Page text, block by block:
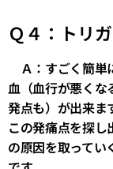
Ｑ４：トリ
Ａ：すごく簡単
血（血行が悪くな
発点も）が出来ま
この発痛点を探
の原因を取ってい